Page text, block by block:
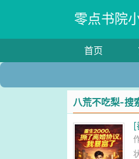
零点书院
首页
八荒不吃梨-搜
[